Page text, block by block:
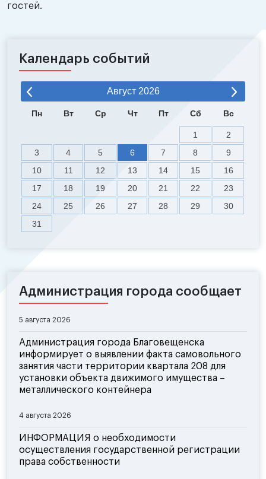
гостей.
Календарь событий
Август 2026
Пн Вт Ср Чт Пт Сб Вс
1
2
3
4 5 6 7 8
9
10
11 12 13 14 15
16
17
18 19 20 21 22
23
24
25 26 27 28 29
30
31
Администрация города сообщает
5 августа 2026
Администрация города Благовещенска
информирует о выявлении факта самовольного
занятия части территории квартала 208 для
установки объекта движимого имущества –
металлического контейнера
4 августа 2026
ИНФОРМАЦИЯ о необходимости
осуществления государственной регистрации
права собственности